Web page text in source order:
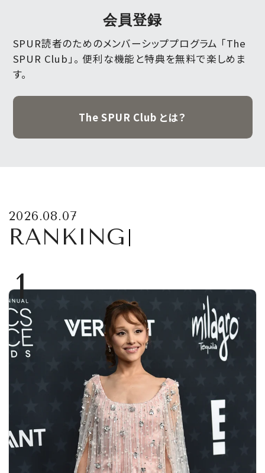
会員登録
SPUR読者のためのメンバーシッププログラム 「The
SPUR Club」。 便利な機能と特典を無料で楽しめま
す。
The SPUR Club とは？
2026.08.07
RANKING
1